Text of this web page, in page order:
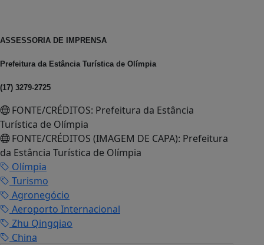
ASSESSORIA DE IMPRENSA
Prefeitura da Estância Turística de Olímpia
(17) 3279-2725
FONTE/CRÉDITOS: Prefeitura da Estância
Turística de Olímpia
FONTE/CRÉDITOS (IMAGEM DE CAPA): Prefeitura
da Estância Turística de Olímpia
Olímpia
Turismo
Agronegócio
Aeroporto Internacional
Zhu Qingqiao
China